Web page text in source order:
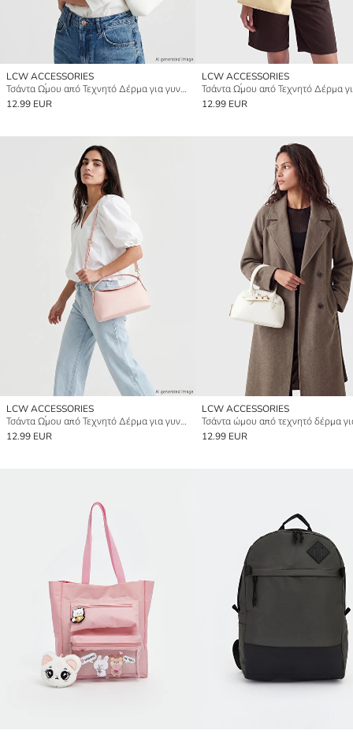
LCW ACCESSORIES
Τσάντα Ώμου από Τεχνητό Δέρμα για γυναίκες
12.99 EUR
LCW ACCESSORIES
12.99 EUR
LCW ACCESSORIES
Τσάντα Ώμου από Τεχνητό Δέρμα για γυναίκες
12.99 EUR
LCW ACCESSORIES
12.99 EUR